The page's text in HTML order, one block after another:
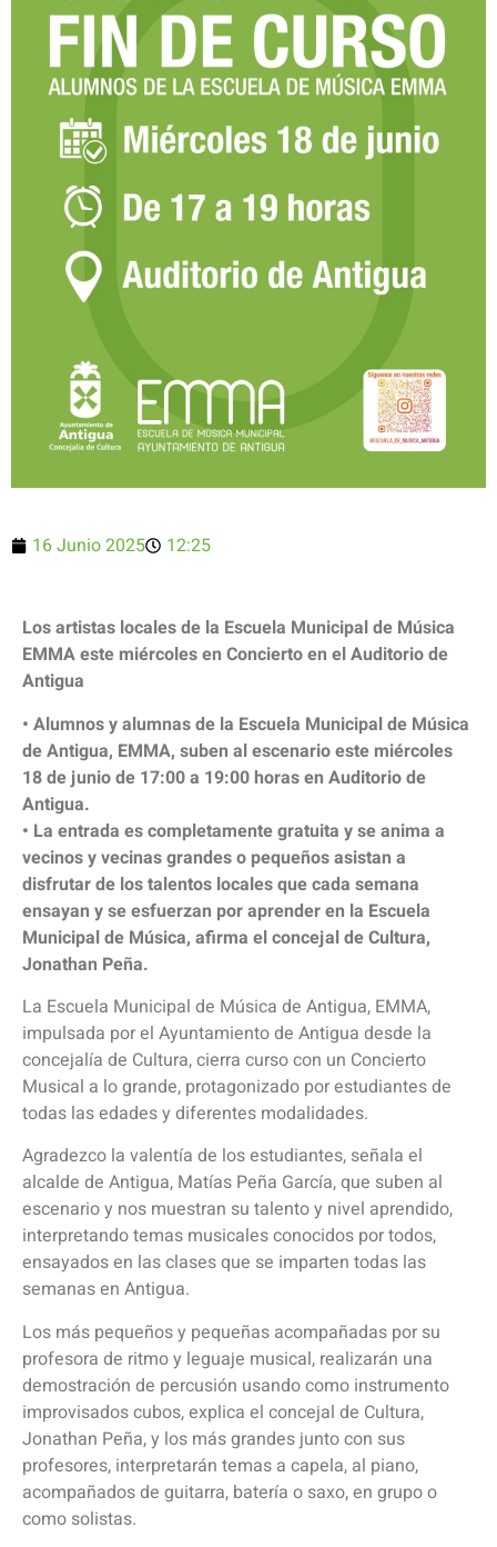
16 Junio 2025 12:25
Los artistas locales de la Escuela Municipal de Música
EMMA este miércoles en Concierto en el Auditorio de
Antigua
• Alumnos y alumnas de la Escuela Municipal de Música
de Antigua, EMMA, suben al escenario este miércoles
18 de junio de 17:00 a 19:00 horas en Auditorio de
Antigua.
• La entrada es completamente gratuita y se anima a
vecinos y vecinas grandes o pequeños asistan a
disfrutar de los talentos locales que cada semana
ensayan y se esfuerzan por aprender en la Escuela
Municipal de Música, afirma el concejal de Cultura,
Jonathan Peña.
La Escuela Municipal de Música de Antigua, EMMA,
impulsada por el Ayuntamiento de Antigua desde la
concejalía de Cultura, cierra curso con un Concierto
Musical a lo grande, protagonizado por estudiantes de
todas las edades y diferentes modalidades.
Agradezco la valentía de los estudiantes, señala el
alcalde de Antigua, Matías Peña García, que suben al
escenario y nos muestran su talento y nivel aprendido,
interpretando temas musicales conocidos por todos,
ensayados en las clases que se imparten todas las
semanas en Antigua.
Los más pequeños y pequeñas acompañadas por su
profesora de ritmo y leguaje musical, realizarán una
demostración de percusión usando como instrumento
improvisados cubos, explica el concejal de Cultura,
Jonathan Peña, y los más grandes junto con sus
profesores, interpretarán temas a capela, al piano,
acompañados de guitarra, batería o saxo, en grupo o
como solistas.